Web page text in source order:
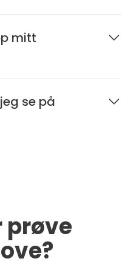
mitt
se på
prøve